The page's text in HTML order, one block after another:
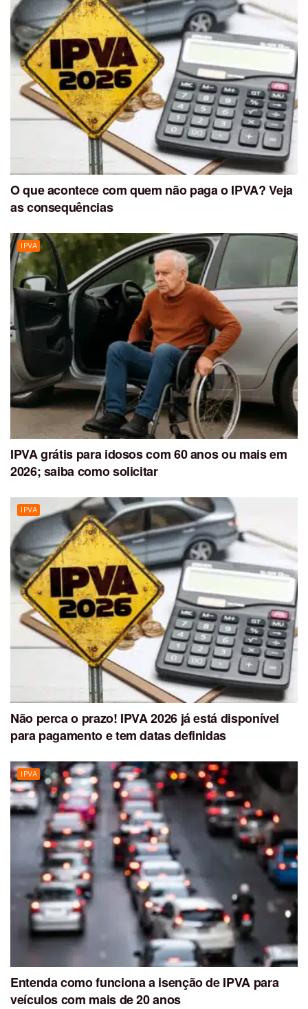
O que acontece com quem não paga o IPVA? Veja
as consequências
IPVA
IPVA grátis para idosos com 60 anos ou mais em
2026; saiba como solicitar
IPVA
Não perca o prazo! IPVA 2026 já está disponível
para pagamento e tem datas definidas
IPVA
Entenda como funciona a isenção de IPVA para
veículos com mais de 20 anos